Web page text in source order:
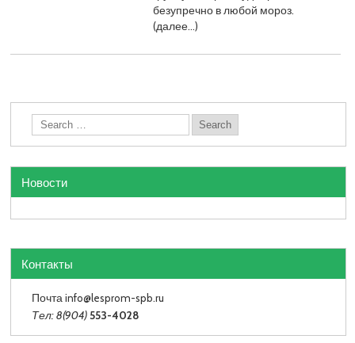
безупречно в любой мороз.
(далее…)
Новости
Контакты
Почта info@lesprom-spb.ru
Тел: 8(904) 553-4028